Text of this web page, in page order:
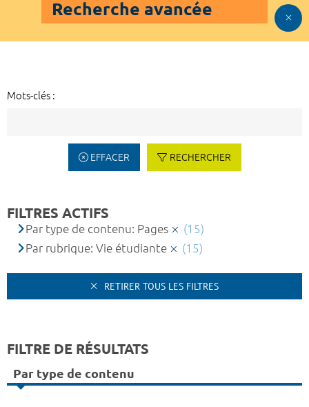
Recherche avancée
Mots-clés :
EFFACER RECHERCHER
FILTRES ACTIFS
Par type de contenu: Pages
(15)
Par rubrique: Vie étudiante
(15)
RETIRER TOUS LES FILTRES
FILTRE DE RÉSULTATS
Par type de contenu